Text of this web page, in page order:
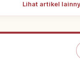
Lihat artikel